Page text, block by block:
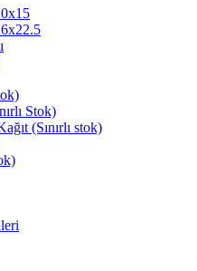
Stok)
(Sınırlı stok)